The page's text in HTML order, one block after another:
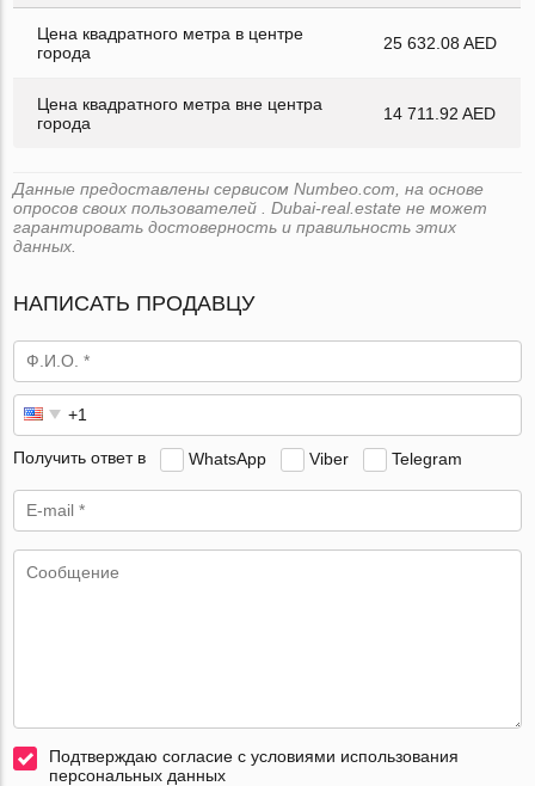
Цена квадратного метра в центре
города
25 632.08 AED
Цена квадратного метра вне центра
города
14 711.92 AED
Данные предоставлены сервисом Numbeo.com, на основе
опросов своих пользователей . Dubai-real.estate не может
гарантировать достоверность и правильность этих
данных.
НАПИСАТЬ ПРОДАВЦУ
Получить ответ в WhatsApp Viber Telegram
Подтверждаю согласие с условиями использования
персональных данных